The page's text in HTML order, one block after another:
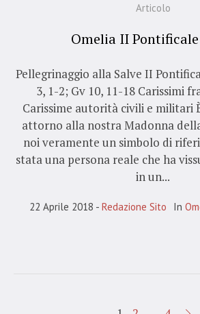
Articolo
Omelia II Pontificale
Pellegrinaggio alla Salve II
3, 1-2; Gv 10, 11-18 Carissimi
Carissime autorità civili e militari
attorno alla nostra Madonna
noi veramente un simbolo di
stata una persona reale che ha
in un...
22 Aprile 2018 Redazione Sito In